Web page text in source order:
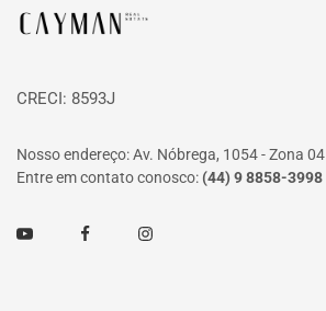
Página inicial
CRECI: 8593J
Nosso endereço: Av. Nóbrega, 1054 - Zona 04
Entre em contato conosco: (44) 9 8858-3998
Youtube FacebookInstagram